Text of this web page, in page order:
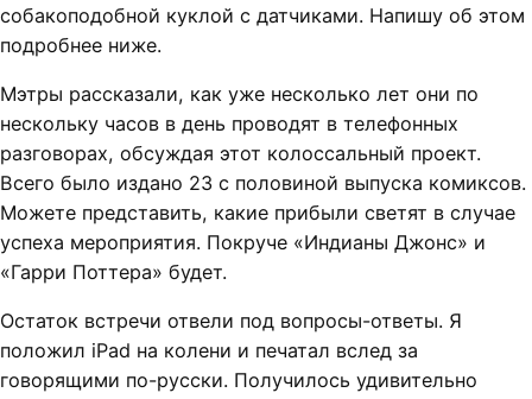
собакоподобной куклой с датчиками. Напишу об этом
подробнее ниже.
Мэтры рассказали, как уже несколько лет они по
нескольку часов в день проводят в телефонных
разговорах, обсуждая этот колоссальный проект.
Всего было издано 23 с половиной выпуска комиксов.
Можете представить, какие прибыли светят в случае
успеха мероприятия. Покруче «Индианы Джонс» и
«Гарри Поттера» будет.
Остаток встречи отвели под вопросы-ответы. Я
положил iPad на колени и печатал вслед за
говорящими по-русски. Получилось удивительно